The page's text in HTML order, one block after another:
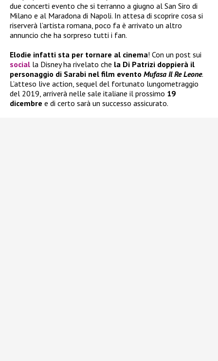
due concerti evento che si terranno a giugno al San Siro di
Milano e al Maradona di Napoli. In attesa di scoprire cosa si
riserverà l’artista romana, poco fa è arrivato un altro
annuncio che ha sorpreso tutti i fan.
Elodie infatti sta per tornare al cinema! Con un post sui
social la Disney ha rivelato che la Di Patrizi doppierà il
personaggio di Sarabi nel film evento Mufasa Il Re Leone.
L’atteso live action, sequel del fortunato lungometraggio
del 2019, arriverà nelle sale italiane il prossimo 19
dicembre e di certo sarà un successo assicurato.